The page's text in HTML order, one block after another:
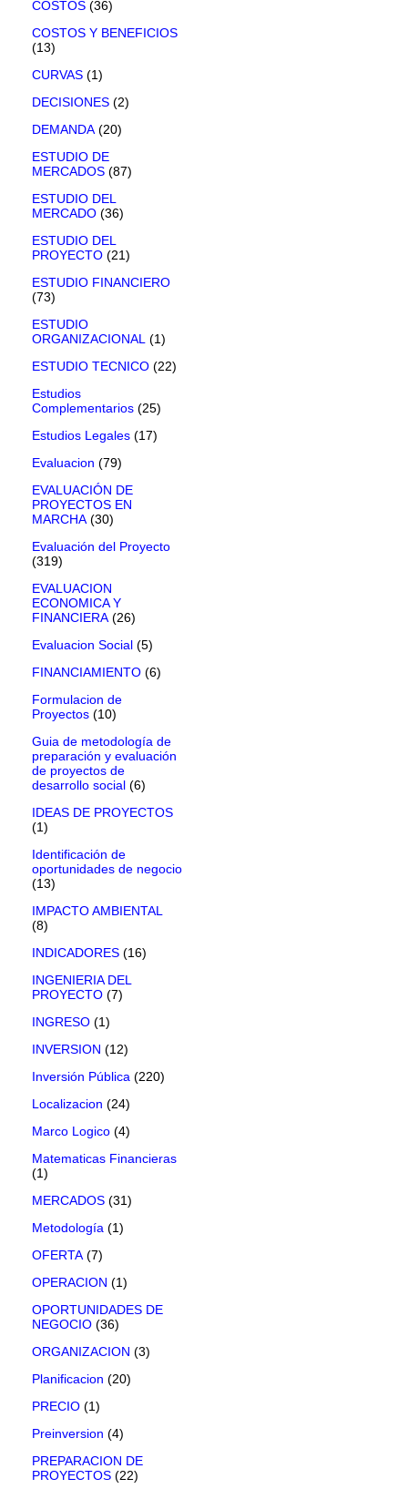
COSTOS (36)
COSTOS Y BENEFICIOS
(13)
CURVAS (1)
DECISIONES (2)
DEMANDA (20)
ESTUDIO DE
MERCADOS (87)
ESTUDIO DEL
MERCADO (36)
ESTUDIO DEL
PROYECTO (21)
ESTUDIO FINANCIERO
(73)
ESTUDIO
ORGANIZACIONAL (1)
ESTUDIO TECNICO (22)
Estudios
Complementarios (25)
Estudios Legales (17)
Evaluacion (79)
EVALUACIÓN DE
PROYECTOS EN
MARCHA (30)
Evaluación del Proyecto
(319)
EVALUACION
ECONOMICA Y
FINANCIERA (26)
Evaluacion Social (5)
FINANCIAMIENTO (6)
Formulacion de
Proyectos (10)
Guia de metodología de
preparación y evaluación
de proyectos de
desarrollo social (6)
IDEAS DE PROYECTOS
(1)
Identificación de
oportunidades de negocio
(13)
IMPACTO AMBIENTAL
(8)
INDICADORES (16)
INGENIERIA DEL
PROYECTO (7)
INGRESO (1)
INVERSION (12)
Inversión Pública (220)
Localizacion (24)
Marco Logico (4)
Matematicas Financieras
(1)
MERCADOS (31)
Metodología (1)
OFERTA (7)
OPERACION (1)
OPORTUNIDADES DE
NEGOCIO (36)
ORGANIZACION (3)
Planificacion (20)
PRECIO (1)
Preinversion (4)
PREPARACION DE
PROYECTOS (22)